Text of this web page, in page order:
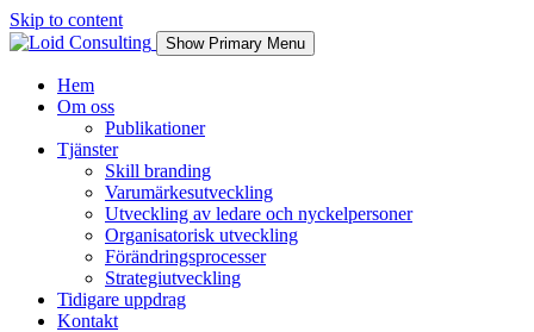
Skip to content
Show Primary Menu
Hem
Om oss
Publikationer
Tjänster
Skill branding
Varumärkesutveckling
Utveckling av ledare och nyckelpersoner
Organisatorisk utveckling
Förändringsprocesser
Strategiutveckling
Tidigare uppdrag
Kontakt